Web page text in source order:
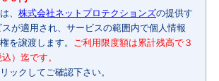
、株式会社ネットプロテクションズの提供す
スが適用され、サービスの範囲内で個人情報
を譲渡します。 ご利用限度額は累計残高で３
）迄です。
ックしてご確認下さい。